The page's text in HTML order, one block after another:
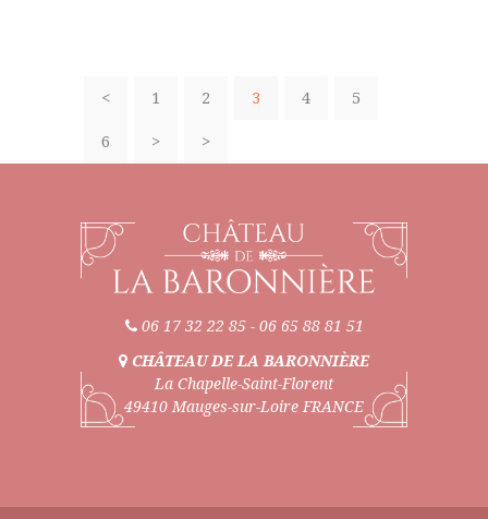
< 1 2 3 4 5
6 > >
06 17 32 22 85- 06 65 88 81 51
CHÂTEAU DE LA BARONNIÈRE
La Chapelle-Saint-Florent
49410 Mauges-sur-Loire FRANCE